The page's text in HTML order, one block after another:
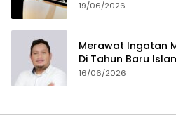
19/06/2026
Merawat Ingatan
Di Tahun Baru
16/06/2026